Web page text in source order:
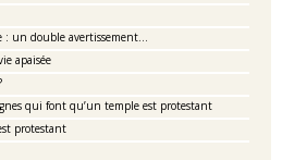
un double avertissement…
apaisée
qui font qu’un temple est protestant
protestant